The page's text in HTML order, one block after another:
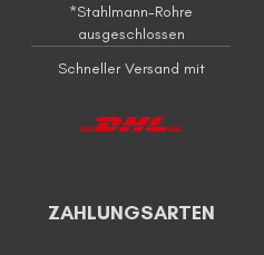
*Stahlmann-Rohre
ausgeschlossen
Schneller Versand mit
ZAHLUNGSARTEN